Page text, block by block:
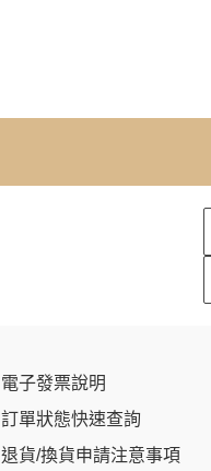
電子發票說明
訂單狀態快速查詢
退貨/換貨申請注意事項